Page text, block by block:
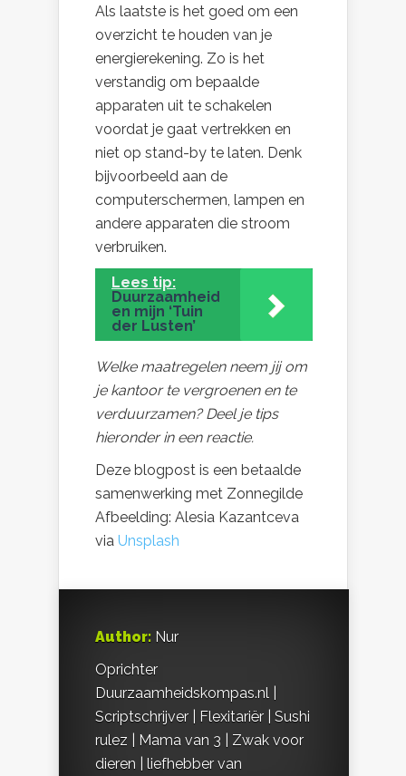
Als laatste is het goed om een
overzicht te houden van je
energierekening. Zo is het
verstandig om bepaalde
apparaten uit te schakelen
voordat je gaat vertrekken en
niet op stand-by te laten. Denk
bijvoorbeeld aan de
computerschermen, lampen en
andere apparaten die stroom
verbruiken.
Lees tip:
Duurzaamheid
en mijn ‘Tuin
der Lusten’
Welke maatregelen neem jij om
je kantoor te vergroenen en te
verduurzamen? Deel je tips
hieronder in een reactie.
Deze blogpost is een betaalde
samenwerking met Zonnegilde
Afbeelding: Alesia Kazantceva
via Unsplash
Author: Nur
Oprichter
Duurzaamheidskompas.nl |
Scriptschrijver | Flexitariër | Sushi
rulez | Mama van 3 | Zwak voor
dieren | liefhebber van